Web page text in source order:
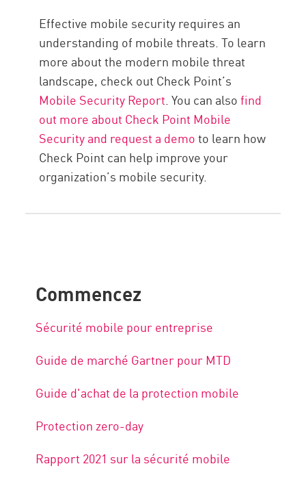
Effective mobile security requires an
understanding of mobile threats. To learn
more about the modern mobile threat
landscape, check out Check Point’s
Mobile Security Report. You can alsofind
out more about Check Point Mobile
Security and request a demoto learn how
Check Point can help improve your
organization’s mobile security.
Commencez
Sécurité mobile pour entreprise
Guide de marché Gartner pour MTD
Guide d'achat de la protection mobile
Protection zero-day
Rapport 2021 sur la sécurité mobile